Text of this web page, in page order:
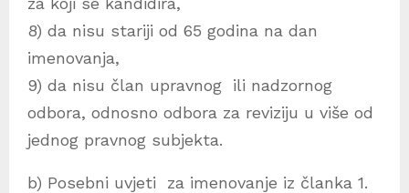
8) da nisu stariji od 65 godina na dan
imenovanja,
9) da nisu član upravnog ili nadzornog
odbora, odnosno odbora za reviziju u više od
jednog pravnog subjekta.
b) Posebni uvjeti za imenovanje iz članka 1.